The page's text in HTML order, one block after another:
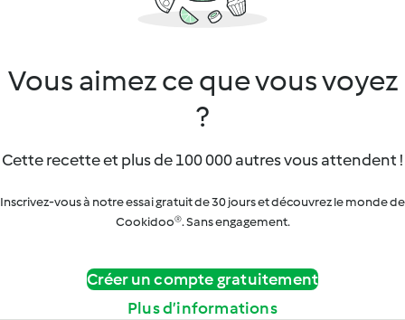
Vous aimez ce que vous voyez
?
Cette recette et plus de 100 000 autres vous attendent !
Inscrivez-vous à notre essai gratuit de 30 jours et découvrez le monde de
Cookidoo®. Sans engagement.
Créer un compte gratuitement
Plus d’informations